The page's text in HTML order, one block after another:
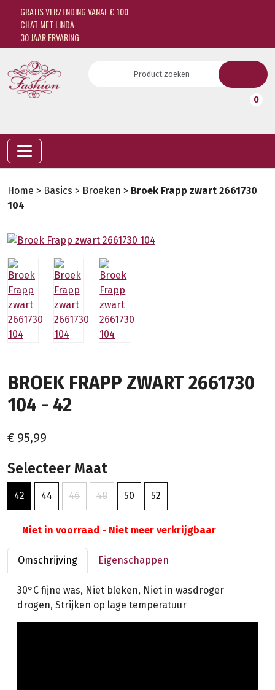
GRATIS VERZENDING VANAF € 100
CHAT MET LINDA
30 JAAR ERVARING
0
Home > Basics > Broeken > Broek Frapp zwart 2661730
104
BROEK FRAPP ZWART 2661730
104 - 42
€ 95,99
Selecteer Maat
42 44 46 48 50 52
Niet in voorraad - Niet meer verkrijgbaar
Omschrijving Eigenschappen
30°C fijne was, Niet bleken, Niet in wasdroger
drogen, Strijken op lage temperatuur